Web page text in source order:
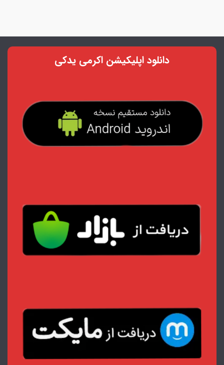
دانلود اپلیکیشن اکرمی یدکی